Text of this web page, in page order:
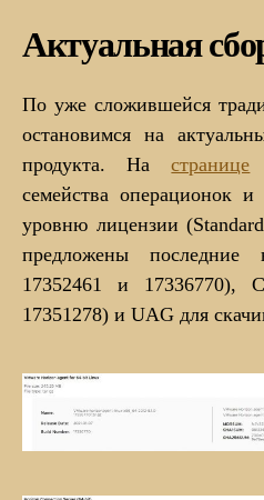
Актуальная
По уже сложившейся
остановимся на
продукта. Настранице
семейства операционок
уровню лицензии
предложены последние
17352461 и 17336770),
17351278) и UAG для